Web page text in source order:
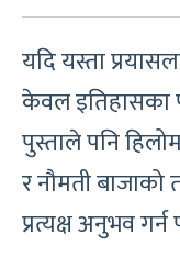
यदि यस्ता
केवल इतिहासका
पुस्ताले पनि
र नौमती
प्रत्यक्ष अनुभव